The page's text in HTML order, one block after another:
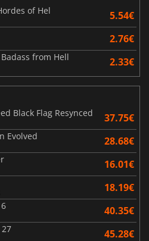
of Hel
5.54€
2.76€
Badass from Hell 2.33€
Black Flag Resynced
37.75€
Evolved 28.68€
16.01€
18.19€
40.35€
27 45.28€